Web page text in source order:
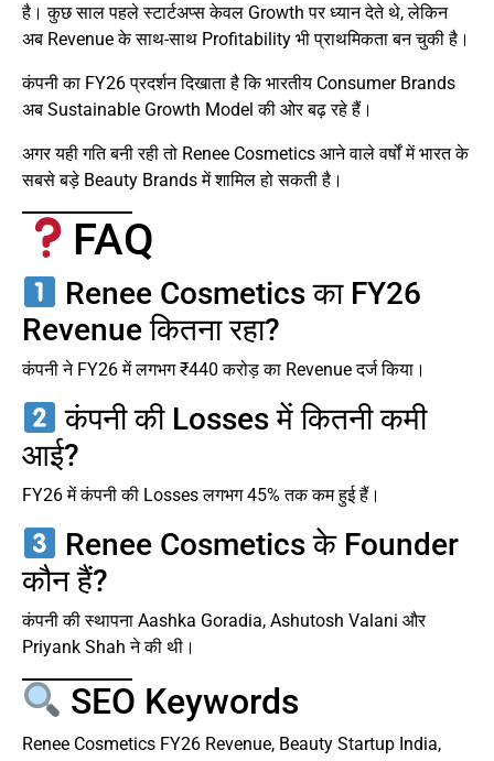
है। कुछ साल पहले स्टार्टअप्स केवल Growth पर ध्यान देते थे, लेकिन
अब Revenue के साथ-साथ Profitability भी प्राथमिकता बन चुकी है।
कंपनी का FY26 प्रदर्शन दिखाता है कि भारतीय Consumer Brands
अब Sustainable Growth Model की ओर बढ़ रहे हैं।
अगर यही गति बनी रही तो Renee Cosmetics आने वाले वर्षों में भारत के
सबसे बड़े Beauty Brands में शामिल हो सकती है।
FAQ
Renee Cosmetics का FY26
Revenue कितना रहा?
कंपनी ने FY26 में लगभग ₹440 करोड़ का Revenue दर्ज किया।
कंपनी की Losses में कितनी कमी
आई?
FY26 में कंपनी की Losses लगभग 45% तक कम हुई हैं।
Renee Cosmetics के Founder
कौन हैं?
कंपनी की स्थापना Aashka Goradia, Ashutosh Valani और
Priyank Shah ने की थी।
SEO Keywords
Renee Cosmetics FY26 Revenue, Beauty Startup India,